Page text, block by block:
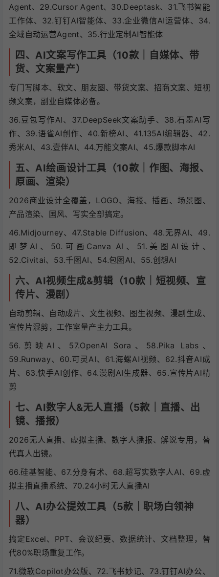
Agent、29.Cursor Agent、30.Deeptask、31.飞书智能
工作体、32.钉钉AI智能体、33.企业微信AI运营体、34.
全域自动运营Agent、35.行业定制AI智能体
四、AI文案写作工具（10款｜自媒体、带
货、文案量产）
专门写脚本、软文、朋友圈、带货文案、招商文案、短视
频文案，副业自媒体必备。
36.豆包写作AI、37.DeepSeek文案助手、38.石墨AI写
作、39.语雀AI创作、40.新榜AI、41.135AI编辑器、42.
秀米AI、43.壹伴AI、44.万能文案AI、45.爆款脚本AI
五、AI绘画设计工具（10款｜作图、海报、
原画、渲染）
2026商业设计全覆盖，LOGO、海报、插画、场景图、
产品渲染、国风、写实全部搞定。
46.Midjourney、47.Stable Diffusion、48.无界AI、49.
即梦AI、50.可画Canva AI、51.美图AI设计、
52.Civitai、53.千图AI、54.包图AI、55.创想AI
六、AI视频生成&剪辑（10款｜短视频、宣
传片、漫剧）
自动剪辑、自动成片、文生视频、图生视频、漫剧生成、
宣传片混剪，工作室量产主力工具。
56.剪映AI、57.OpenAI Sora、58.Pika Labs、
59.Runway、60.可灵AI、61.海螺AI视频、62.抖音AI成
片、63.快手AI创作、64.漫剧AI生成器、65.宣传片AI精
剪
七、AI数字人&无人直播（5款｜直播、出
镜、播报）
2026无人直播、虚拟主播、数字人播报、解说专用，替
代真人出镜。
66.硅基智能、67.分身有术、68.超写实数字人AI、69.虚
拟主播直播系统、70.24小时无人直播AI
八、AI办公提效工具（5款｜职场白领神
器）
搞定Excel、PPT、会议纪要、数据统计、文档整理，替
代80%职场重复工作。
71.微软Copilot办公版、72.飞书妙记、73.钉钉AI办公、